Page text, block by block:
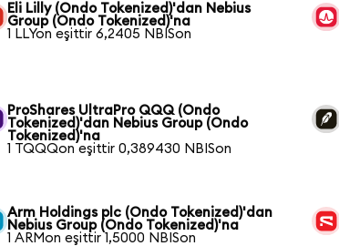
Eli Lilly (Ondo Tokenized)'dan Nebius
Group (Ondo Tokenized)'na
1 LLYon eşittir 6,2405 NBISon
ProShares UltraPro QQQ (Ondo
Tokenized)'dan Nebius Group (Ondo
Tokenized)'na
1 TQQQon eşittir 0,389430 NBISon
Arm Holdings plc (Ondo Tokenized)'dan
Nebius Group (Ondo Tokenized)'na
1 ARMon eşittir 1,5000 NBISon